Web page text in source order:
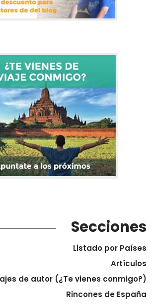
Secciones
Listado por Países
Artículos
de autor (¿Te vienes conmigo?)
Rincones de España